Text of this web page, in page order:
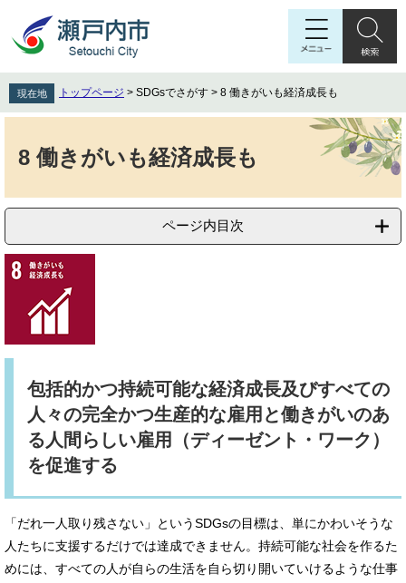
先
頭
を
飛
文
現在地 トップページ > SDGsでさがす > 8 働きがいも経済成長も
8 働きがいも経済成長も
ページ内目次
​包括的かつ持続可能な経済成長及びすべての
人々の完全かつ生産的な雇用と働きがいのあ
る人間らしい雇用（ディーゼント・ワーク）
を促進する
「だれ一人取り残さない」というSDGsの目標は、単にかわいそうな
人たちに支援するだけでは達成できません。持続可能な社会を作るた
めには、すべての人が自らの生活を自ら切り開いていけるような仕事